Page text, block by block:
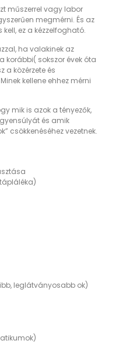
műszerrel vagy labor
megmérni. És az
kell, ez a kézzelfogható.
ha valakinek az
sokszor évek óta
a közérzete és
kellene ehhez mérni
mik is azok a tényezők,
és amik
csökkenéséhez vezetnek.
leglátványosabb ok)